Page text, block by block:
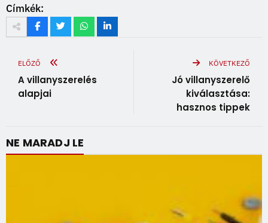
Címkék:
ELŐZŐ
A villanyszerelés
alapjai
KÖVETKEZŐ
Jó villanyszerelő
kiválasztása:
hasznos tippek
NE MARADJ LE